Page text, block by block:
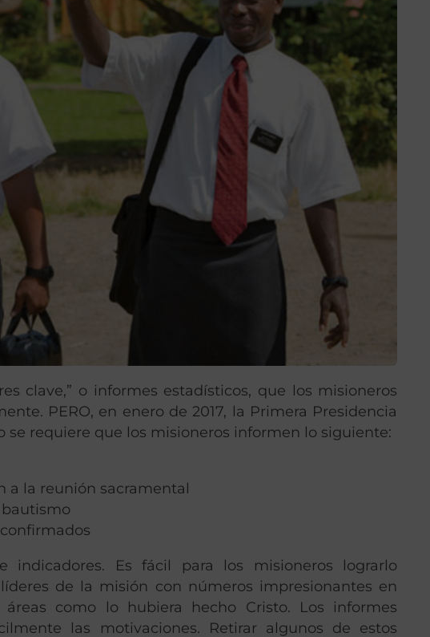
clave,” o informes estadísticos, que los misioneros
PERO, en enero de 2017, la Primera Presidencia
se requiere que los misioneros informen lo siguiente:
a la reunión sacramental
indicadores. Es fácil para los misioneros lograrlo
de la misión con números impresionantes en
como lo hubiera hecho Cristo. Los informes
las motivaciones. Retirar algunos de estos